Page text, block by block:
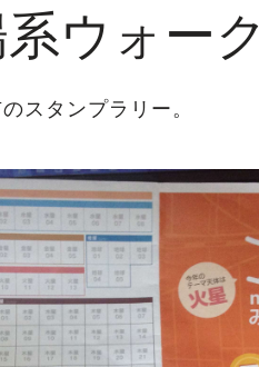
ウォーク
スタンプラリー。